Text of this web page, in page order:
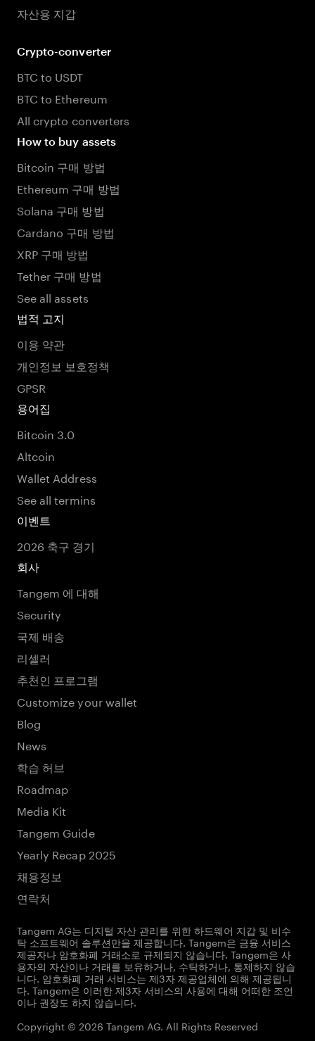
자산용 지갑
Crypto-converter
BTC to USDT
BTC to Ethereum
All crypto converters
How to buy assets
Bitcoin 구매 방법
Ethereum 구매 방법
Solana 구매 방법
Cardano 구매 방법
XRP 구매 방법
Tether 구매 방법
See all assets
법적 고지
이용 약관
개인정보 보호정책
GPSR
용어집
Bitcoin 3.0
Altcoin
Wallet Address
See all termins
이벤트
2026 축구 경기
회사
Tangem 에 대해
Security
국제 배송
리셀러
추천인 프로그램
Customize your wallet
Blog
News
학습 허브
Roadmap
Media Kit
Tangem Guide
Yearly Recap 2025
채용정보
연락처
Tangem AG는 디지털 자산 관리를 위한 하드웨어 지갑 및 비수
탁 소프트웨어 솔루션만을 제공합니다. Tangem은 금융 서비스
제공자나 암호화폐 거래소로 규제되지 않습니다. Tangem은 사
용자의 자산이나 거래를 보유하거나, 수탁하거나, 통제하지 않습
니다. 암호화폐 거래 서비스는 제3자 제공업체에 의해 제공됩니
다. Tangem은 이러한 제3자 서비스의 사용에 대해 어떠한 조언
이나 권장도 하지 않습니다.